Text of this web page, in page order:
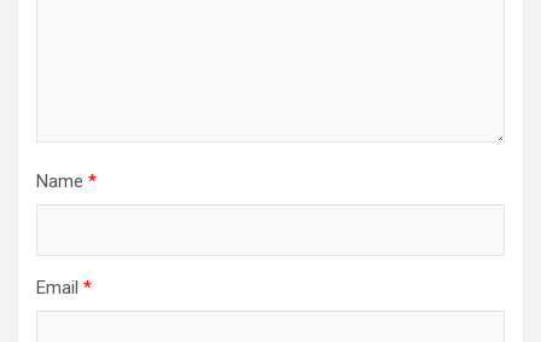
Name *
Email *